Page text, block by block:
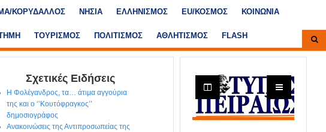
ΚΟΡΥΔΑΛΛΟΣ ΝΗΣΙΑ ΕΛΛΗΝΙΣΜΟΣ ΕU/ΚΟΣΜΟΣ ΚΟΙΝΩΝΙΑ
ΤΟΥΡΙΣΜΟΣ ΠΟΛΙΤΙΣΜΟΣ ΑΘΛΗΤΙΣΜΟΣ FLASH
Σχετικές Ειδήσεις
Η Φολέγανδρος, τα… άτιμα αγγούρια
της και ο ‘’Κουτόφραγκος’’
δημοσιογράφος
Ανακοινώσεις της Αντιπροσωπείας της